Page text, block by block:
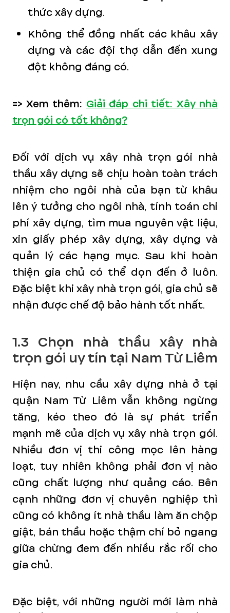
thức xây dựng.
Không thể đồng nhất các khâu xây
dựng và các đội thợ dẫn đến xung
đột không đáng có.
=> Xem thêm:Giải đáp chi tiết: Xây nhà
trọn gói có tốt không?
Đối với dịch vụ xây nhà trọn gói nhà
thầu xây dựng sẽ chịu hoàn toàn trách
nhiệm cho ngôi nhà của bạn từ khâu
lên ý tưởng cho ngôi nhà, tính toán chi
phí xây dựng, tìm mua nguyên vật liệu,
xin giấy phép xây dựng, xây dựng và
quản lý các hạng mục. Sau khi hoàn
thiện gia chủ có thể dọn đến ở luôn.
Đặc biệt khi xây nhà trọn gói, gia chủ sẽ
nhận được chế độ bảo hành tốt nhất.
1.3 Chọn nhà thầu xây nhà
trọn gói uy tín tại Nam Từ Liêm
Hiện nay, nhu cầu xây dựng nhà ở tại
quận Nam Từ Liêm vẫn không ngừng
tăng, kéo theo đó là sự phát triển
mạnh mẽ của dịch vụ xây nhà trọn gói.
Nhiều đơn vị thi công mọc lên hàng
loạt, tuy nhiên không phải đơn vị nào
cũng chất lượng như quảng cáo. Bên
cạnh những đơn vị chuyên nghiệp thì
cũng có không ít nhà thầu làm ăn chộp
giật, bán thầu hoặc thậm chí bỏ ngang
giữa chừng đem đến nhiều rắc rối cho
gia chủ.
Đặc biệt, với những người mới làm nhà